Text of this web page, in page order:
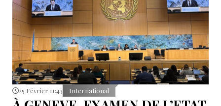
25 Février 11:43 International